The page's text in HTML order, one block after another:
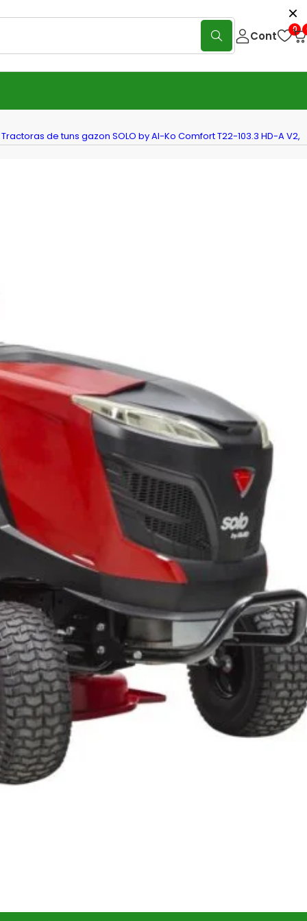
Cont 0
Tractoras de tuns gazon SOLO by Al-Ko Comfort T22-103.3 HD-A V2,
12.2kW
mai târziu Add to wishlist
Tractorase pentru tuns gazonul